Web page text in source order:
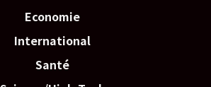
Economie
International
Santé